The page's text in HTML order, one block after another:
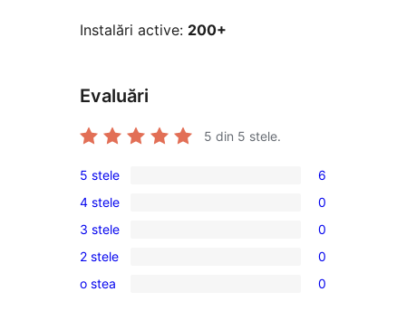
Instalări active: 200+
Evaluări
5 din 5 stele.
6
5
–
recenzii
(stele)
5 stele 6
0
4
–
recenzii
4 stele 0
0
3
–
3 stele 0
0
2
2 stele 0
0
o stea 0